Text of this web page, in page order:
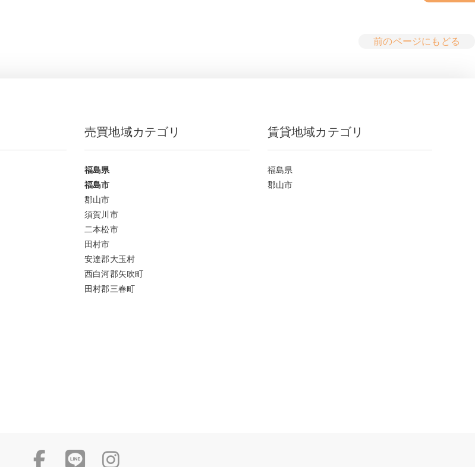
前のページにもどる
売買地域カテゴリ
福島県
福島市
郡山市
須賀川市
二本松市
田村市
安達郡大玉村
西白河郡矢吹町
田村郡三春町
賃貸地域カテゴリ
福島県
郡山市
Facebook
LINEInstagram